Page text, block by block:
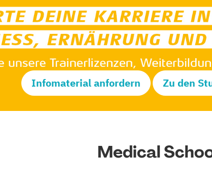
Infomaterial anfordern Zu den
Medical